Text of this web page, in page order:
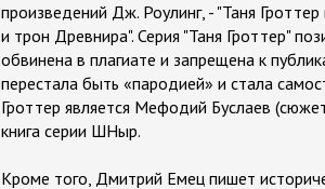
произведений Дж. Роулинг, - "Таня
и трон Древнира". Серия "Таня Гроттер"
обвинена в плагиате и запрещена к
перестала быть «пародией» и стала
Гроттер является Мефодий Буслаев
книга серии ШНыр.
Кроме того, Дмитрий Емец пишет